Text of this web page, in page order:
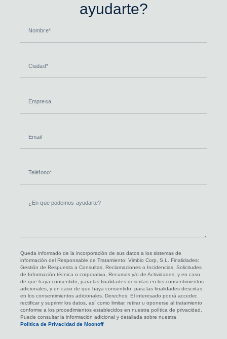
ayudarte?
Queda informado de la incorporación de sus datos a los sistemas de
información del Responsable de Tratamiento: Vimbio Corp, S.L. Finalidades:
Gestión de Respuesta a Consultas, Reclamaciones o Incidencias, Solicitudes
de Información técnica o corporativa, Recursos y/o de Actividades, y en caso
de que haya consentido, para las finalidades descritas en los consentimientos
adicionales, y en caso de que haya consentido, para las finalidades descritas
en los consentimientos adicionales. Derechos: El interesado podrá acceder,
rectificar y suprimir los datos, así como limitar, retirar u oponerse al tratamiento
conforme a los procedimientos establecidos en nuestra política de privacidad.
Puede consultar la información adicional y detallada sobre nuestra
Política de Privacidad de Moonoff